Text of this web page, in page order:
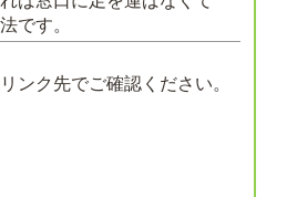
です。
ンク先でご確認ください。